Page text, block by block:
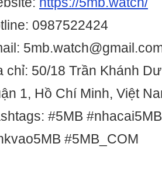
0987522424
chỉ: 50/18 Trần Khánh
1, Hồ Chí Minh, Việt
#5MB
#5MB_COM